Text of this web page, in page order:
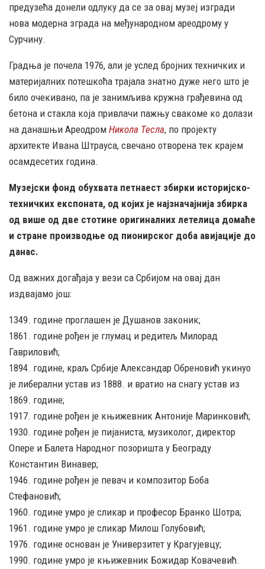
предузећа донели одлуку да се за овај музеј изгради
нова модерна зграда на међународном ареодрому у
Сурчину.
Градња је почела 1976, али је услед бројних техничких и
материјалних потешкоћа трајала знатно дуже него што је
било очекивано, па је занимљива кружна грађевина од
бетона и стакла која привлачи пажњу свакоме ко долази
на данашњи Ареодром Никола Тесла, по пројекту
архитекте Ивана Штрауса, свечано отворена тек крајем
осамдесетих година.
Музејски фонд обухвата петнаест збирки историјско-
техничких експоната, од којих је најзначајнија збирка
од више од две стотине оригиналних летелица домаће
и стране производње од пионирског доба авијације до
данас.
Од важних догађаја у вези са Србијом на овај дан
издвајамо још:
1349. године проглашен је Душанов законик;
1861. године рођен је глумац и редитељ Милорад
Гавриловић;
1894. године, краљ Србије Александар Обреновић укинуо
је либерални устав из 1888. и вратио на снагу устав из
1869. године;
1917. године рођен је књижевник Антоније Маринковић;
1930. године рођен је пијаниста, музиколог, директор
Опере и Балета Народног позоришта у Београду
Константин Винавер;
1946. године рођен је певач и композитор Боба
Стефановић;
1960. године умро је сликар и професор Бранко Шотра;
1961. године умро је сликар Милош Голубовић;
1976. године основан је Универзитет у Крагујевцу;
1990. године умро је књижевник Божидар Ковачевић.